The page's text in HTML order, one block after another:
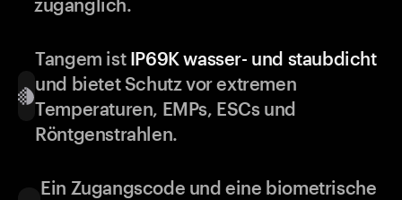
zugänglich.
Tangem ist IP69K wasser- und staubdicht
und bietet Schutz vor extremen
Temperaturen, EMPs, ESCs und
Röntgenstrahlen.
Ein Zugangscode und eine biometrische